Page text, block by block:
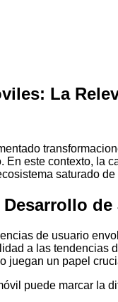
La
este contexto,
saturado de
de usuario
a las
juegan un papel
puede marcar la